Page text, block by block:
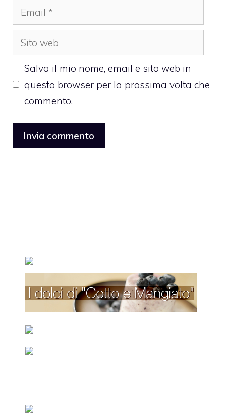
Email
Sito
web
Salva il mio nome, email e sito web in
questo browser per la prossima volta che
commento.